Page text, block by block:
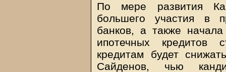
По мере развития
большего участия в
банков, а также
ипотечных кредитов
кредитам будет
Сайденов, чью